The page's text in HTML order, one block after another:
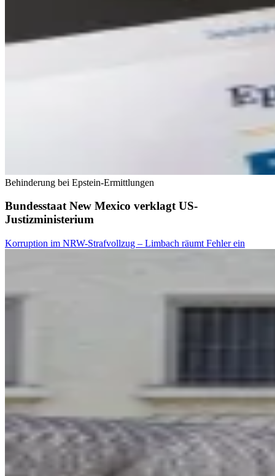
Behinderung bei Epstein-Ermittlungen
Bundesstaat New Mexico verklagt US-
Justizministerium
Korruption im NRW-Strafvollzug – Limbach räumt Fehler ein